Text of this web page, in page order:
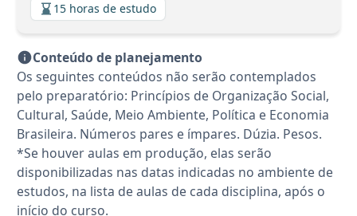
15 horas de estudo
Conteúdo de planejamento
Os seguintes conteúdos não serão contemplados
pelo preparatório: Princípios de Organização Social,
Cultural, Saúde, Meio Ambiente, Política e Economia
Brasileira. Números pares e ímpares. Dúzia. Pesos.
*Se houver aulas em produção, elas serão
disponibilizadas nas datas indicadas no ambiente de
estudos, na lista de aulas de cada disciplina, após o
início do curso.